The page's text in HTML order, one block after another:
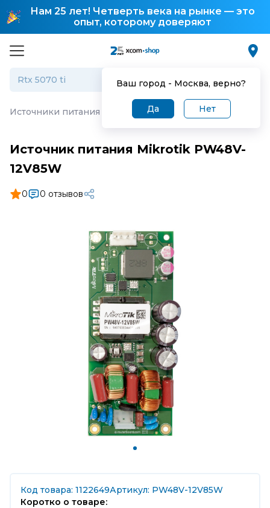
Нам 25 лет! Четверть века на рынке — это
опыт, которому доверяют
Ваш город - Москва, верно?
Да Нет
Источники питания для коммутаторов Источник
Источник питания Mikrotik PW48V-
12V85W
0 0 отзывов
Код товара: 1122649Артикул: PW48V-12V85W
Коротко о товаре: